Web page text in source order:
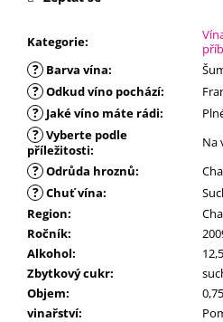
Kategorie:
? Barva vína:
? Odkud víno pochází:
? Jaké víno máte rádi:
? Vyberte podle
příležitosti: Na
? Odrůda hroznů:
? Chuť vína:
Region:
Ročník:
Alkohol:
Zbytkový cukr:
Objem:
vinařství:
u
e
m
e